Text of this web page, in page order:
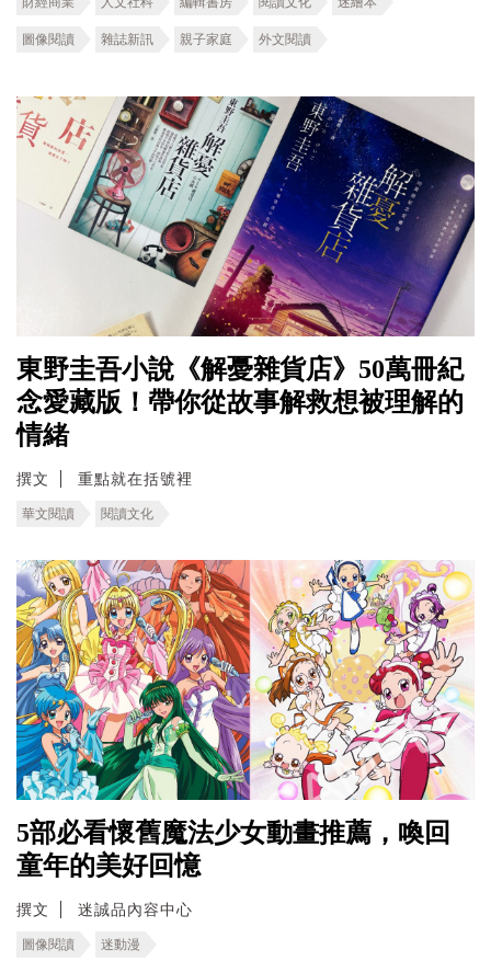
圖像閱讀 雜誌新訊 親子家庭 外文閱讀
東野圭吾小說《解憂雜貨店》50萬冊紀
念愛藏版！帶你從故事解救想被理解的
情緒
撰文 重點就在括號裡
華文閱讀 閱讀文化
5部必看懷舊魔法少女動畫推薦，喚回
童年的美好回憶
撰文 迷誠品內容中心
圖像閱讀 迷動漫